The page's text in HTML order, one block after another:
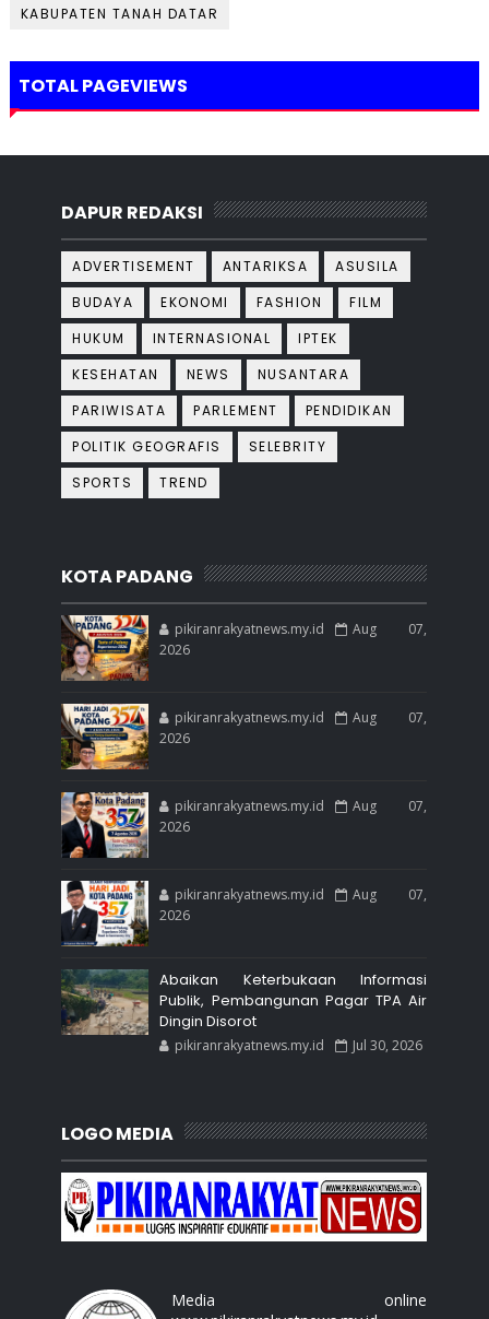
KABUPATEN TANAH DATAR
TOTAL PAGEVIEWS
DAPUR REDAKSI
ADVERTISEMENT ANTARIKSA
ASUSILA
BUDAYA
EKONOMI FASHION
FILM
HUKUM
INTERNASIONAL
IPTEK
KESEHATAN
NEWS
NUSANTARA
PARIWISATA
PARLEMENT
PENDIDIKAN
POLITIK GEOGRAFIS
SELEBRITY
SPORTS
TREND
KOTA PADANG
pikiranrakyatnews.my.id
Aug 07,
2026
pikiranrakyatnews.my.id
Aug 07,
2026
pikiranrakyatnews.my.id
Aug 07,
2026
pikiranrakyatnews.my.id
Aug 07,
2026
Abaikan Keterbukaan Informasi
Publik, Pembangunan Pagar TPA Air
Dingin Disorot
pikiranrakyatnews.my.id Jul 30, 2026
LOGO MEDIA
Media online